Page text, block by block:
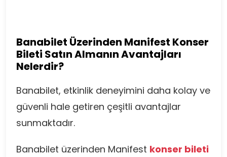
Banabilet Üzerinden Manifest Konser
Bileti Satın Almanın Avantajları
Nelerdir?
Banabilet, etkinlik deneyimini daha kolay ve
güvenli hale getiren çeşitli avantajlar
sunmaktadır.
Banabilet üzerinden Manifest konser bileti